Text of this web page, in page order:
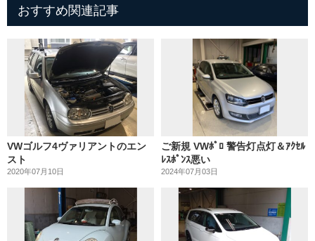
おすすめ関連記事
VWゴルフ4ヴァリアントのエン
スト
2020年07月10日
ご新規 VWﾎﾟﾛ 警告灯点灯＆ｱｸｾﾙ
ﾚｽﾎﾟﾝｽ悪い
2024年07月03日